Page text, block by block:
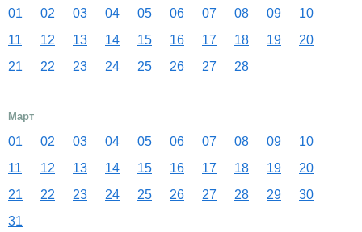
01 02 03 04 05 06 07 08 09
10
11
12 13 14 15 16 17 18 19
20
21
22 23 24 25 26 27 28
Март
01 02 03 04 05 06 07 08 09
10
11
12 13 14 15 16 17 18 19
20
21
22 23 24 25 26 27 28 29
30
31